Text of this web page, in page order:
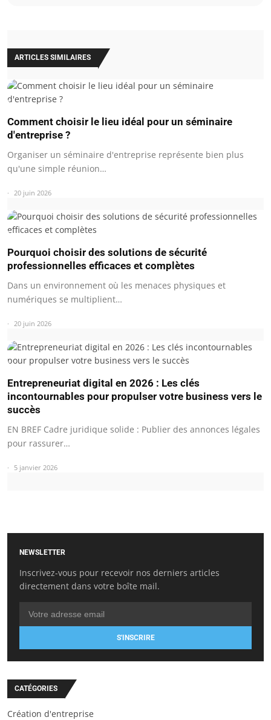
ARTICLES SIMILAIRES
Comment choisir le lieu idéal pour un séminaire
d'entreprise ?
Organiser un séminaire d'entreprise représente bien plus
qu'une simple réunion…
20 juin 2026
Pourquoi choisir des solutions de sécurité
professionnelles efficaces et complètes
Dans un environnement où les menaces physiques et
numériques se multiplient…
20 juin 2026
Entrepreneuriat digital en 2026 : Les clés
incontournables pour propulser votre business vers le
succès
EN BREF Cadre juridique solide : Publier des annonces légales
pour rassurer…
5 janvier 2026
NEWSLETTER
Inscrivez-vous pour recevoir nos derniers articles
directement dans votre boîte mail.
S'INSCRIRE
CATÉGORIES
Création d'entreprise